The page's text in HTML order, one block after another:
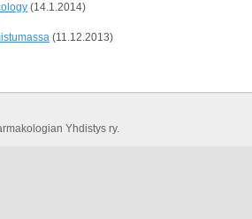
(14.1.2014)
(11.12.2013)
Yhdistys ry.